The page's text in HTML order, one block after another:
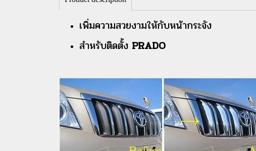
เพิ่มความสวยงามให้กับหน้ากระจัง
สำหรับติดตั้ง PRADO